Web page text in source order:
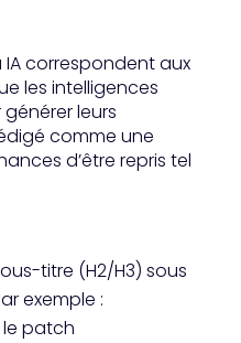
correspondent aux
les intelligences
leurs
comme une
d’être repris tel
titre (H2/H3) sous
exemple :
le patch